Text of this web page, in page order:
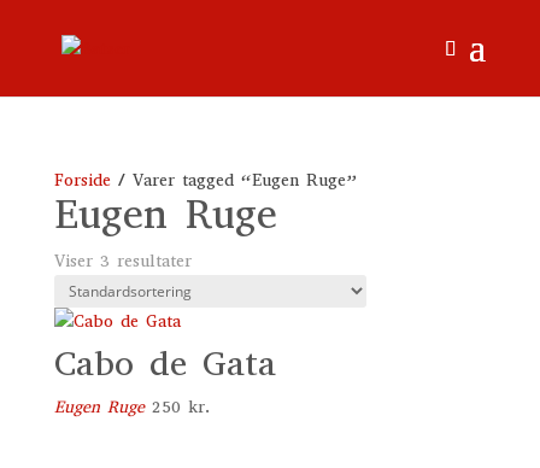
Forside/ Varer tagged “Eugen Ruge”
Eugen Ruge
Viser 3 resultater
Cabo de Gata
Eugen Ruge 250 kr.